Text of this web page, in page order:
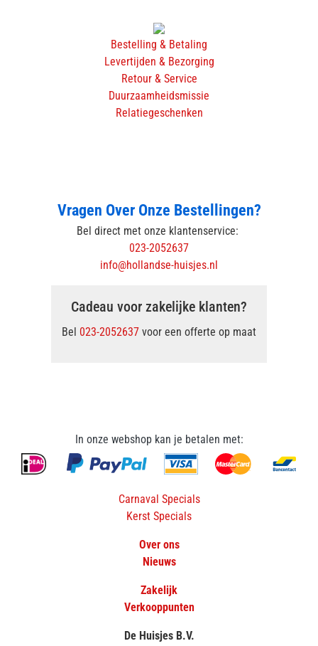
Bestelling & Betaling
Levertijden & Bezorging
Retour & Service
Duurzaamheidsmissie
Relatiegeschenken
Vragen Over Onze Bestellingen?
Bel direct met onze klantenservice:
023-2052637
info@hollandse-huisjes.nl
Cadeau voor zakelijke klanten?
Bel 023-2052637 voor een offerte op maat
In onze webshop kan je betalen met:
Carnaval Specials
Kerst Specials
Over ons
Nieuws
Zakelijk
Verkooppunten
De Huisjes B.V.